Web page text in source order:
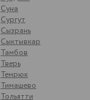
Суна
Сургут
Сызрань
Сыктывкар
Тамбов
Тверь
Темрюк
Тимашево
Тольятти